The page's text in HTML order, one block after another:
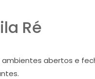
Ré
abertos e